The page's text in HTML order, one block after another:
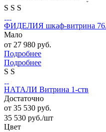
S S S
ФИДЕЛИЯ шкаф-витрина
Мало
от 27 980 руб.
Подробнее
Подробнее
S S
НАТАЛИ Витрина 1-ств
Достаточно
от 35 530 руб.
35 530 руб./шт
Цвет